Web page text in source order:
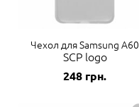
Чехол для Samsung A60
SCP logo
248 грн.